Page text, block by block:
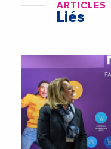
ARTICLES
Liés